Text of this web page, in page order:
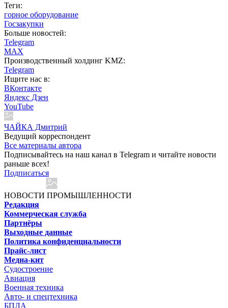
Теги:
горное оборудование
Госзакупки
Больше новостей:
Telegram
MAX
Производственный холдинг KMZ:
Telegram
Ищите нас в:
ВКонтакте
Яндекс Дзен
YouTube
ЧАЙКА Дмитрий
Ведущий корреспондент
Все материалы автора
Подписывайтесь на наш канал в Telegram и читайте новости
раньше всех!
Подписаться
НОВОСТИ ПРОМЫШЛЕННОСТИ
Редакция
Коммерческая служба
Партнёры
Выходные данные
Политика конфиденциальности
Прайс-лист
Медиа-кит
Судостроение
Авиация
Военная техника
Авто- и спецтехника
БПЛА